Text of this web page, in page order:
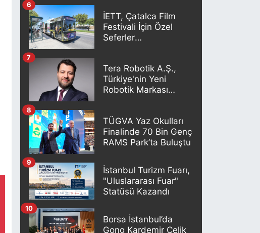
geleceğinde önemli
bir oyuncu olacak"
İETT, Çatalca Film
Festivali İçin Özel
Seferler
6
Tera Robotik A.Ş.,
Türkiye'nin Yeni
Robotik Markası
7
TÜGVA Yaz Okulları
Finalinde 70 Bin Genç
RAMS Park’ta Buluştu
8
İstanbul Turizm Fuarı,
"Uluslararası Fuar"
Statüsü Kazandı
9
Borsa İstanbul’da
Gong Kardemir Çelik
10